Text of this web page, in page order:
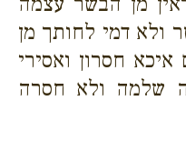
ולא דמי לחותך מן
חסרון ואסירי
שלמה ולא חסרה